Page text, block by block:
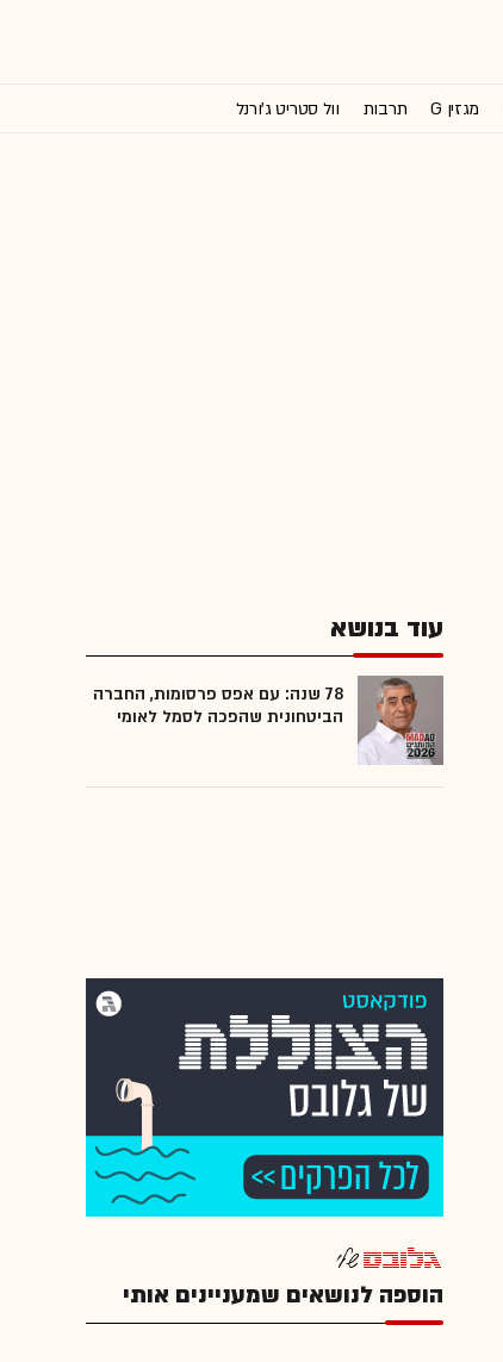
מגזין G תרבות וול סטריט ג'ורנל
עוד בנושא
78 שנה: עם אפס פרסומות, החברה
הביטחונית שהפכה לסמל לאומי
הוספה לנושאים שמעניינים אותי